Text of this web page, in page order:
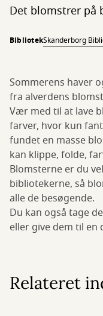
Det blomstrer på
BibliotekSkanderborg
Sommerens haver
fra alverdens
Vær med til at lave
farver, hvor kun
fundet en masse
kan klippe, folde,
Blomsterne er du
bibliotekerne, så
alle de besøgende.
Du kan også tage
eller give dem til en
Relateret